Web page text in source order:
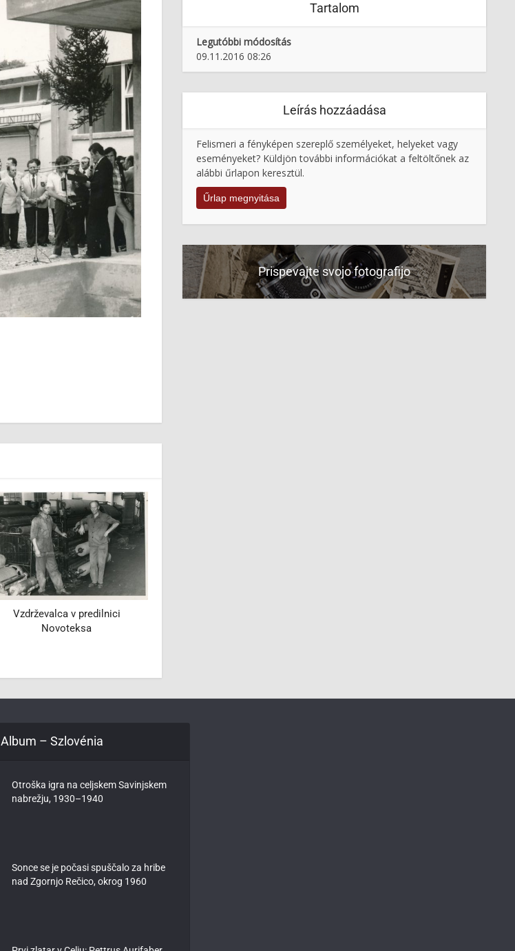
Volitve v Pionirju
Tartalom
Legutóbbi módosítás
09.11.2016 08:26
Leírás hozzáadása
Felismeri a fényképen szereplő személyeket, helyeket vagy
eseményeket? Küldjön további információkat a feltöltőnek az
alábbi űrlapon keresztül.
Űrlap megnyitása
Prispevajte svojo fotografijo
Album – Szlovénia
Otroška igra na celjskem Savinjskem
nabrežju, 1930–1940
Sonce se je počasi spuščalo za hribe
nad Zgornjo Rečico, okrog 1960